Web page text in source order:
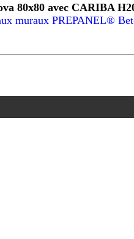
80x80 avec CARIBA
muraux PREPANEL®